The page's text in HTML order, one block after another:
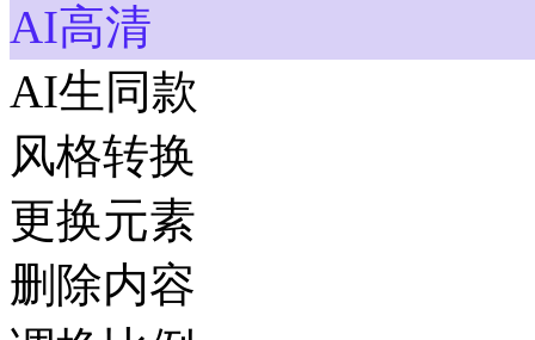
AI高清
AI生同款
风格转换
更换元素
删除内容